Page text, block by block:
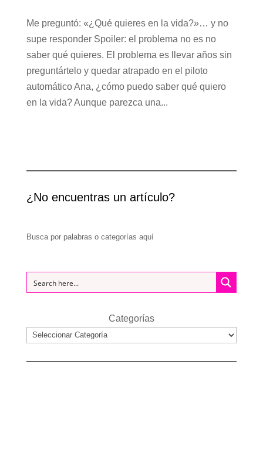
Me preguntó: «¿Qué quieres en la vida?»… y no
supe responder Spoiler: el problema no es no
saber qué quieres. El problema es llevar años sin
preguntártelo y quedar atrapado en el piloto
automático Ana, ¿cómo puedo saber qué quiero
en la vida? Aunque parezca una...
¿No encuentras un artículo?
Busca por palabras o categorías aquí
Categorías